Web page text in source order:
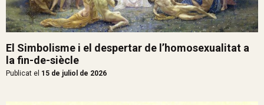
El Simbolisme i el despertar de l’homosexualitat a
la fin-de-siècle
Publicat el 15 de juliol de 2026